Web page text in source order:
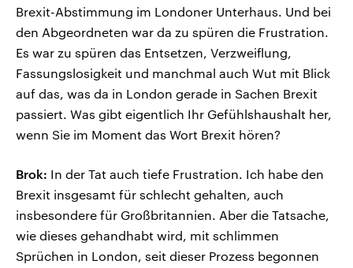
Brexit-Abstimmung im Londoner Unterhaus. Und bei
den Abgeordneten war da zu spüren die Frustration.
Es war zu spüren das Entsetzen, Verzweiflung,
Fassungslosigkeit und manchmal auch Wut mit Blick
auf das, was da in London gerade in Sachen Brexit
passiert. Was gibt eigentlich Ihr Gefühlshaushalt her,
wenn Sie im Moment das Wort Brexit hören?
Brok: In der Tat auch tiefe Frustration. Ich habe den
Brexit insgesamt für schlecht gehalten, auch
insbesondere für Großbritannien. Aber die Tatsache,
wie dieses gehandhabt wird, mit schlimmen
Sprüchen in London, seit dieser Prozess begonnen